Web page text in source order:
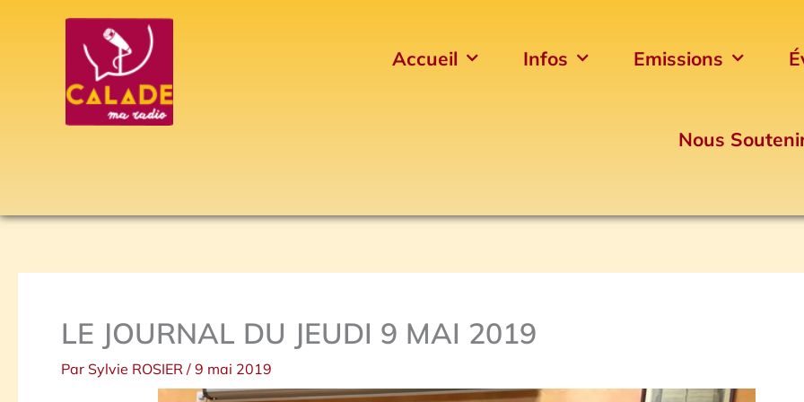
Accueil Infos Emissions
Nous
LE JOURNAL DU JEUDI 9 MAI 2019
Par Sylvie ROSIER / 9 mai 2019